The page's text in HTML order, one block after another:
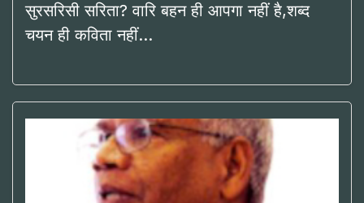
सुरसरिसी सरिता? वारि बहन ही आपगा नहीं है,शब्द
चयन ही कविता नहीं…